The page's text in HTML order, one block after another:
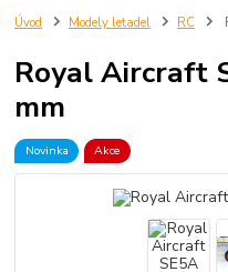
Úvod Modely letadel RC
Royal Aircraft
mm
Novinka Akce